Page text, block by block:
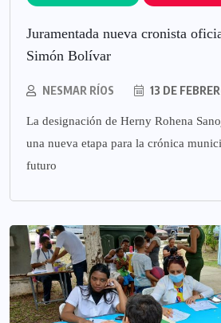
Juramentada nueva cronista
Simón Bolívar
NESMAR RÍOS 13 DE
La designación de Herny Rohena
una nueva etapa para la crónica
futuro